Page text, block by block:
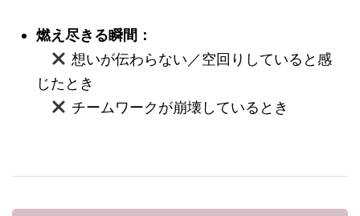
燃え尽きる瞬間：
想いが伝わらない／空回りしていると感
じたとき
チームワークが崩壊しているとき